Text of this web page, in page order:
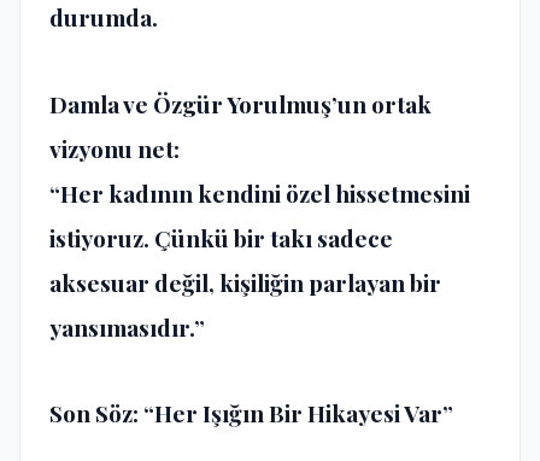
durumda.
Damla ve Özgür Yorulmuş’un ortak
vizyonu net:
“Her kadının kendini özel hissetmesini
istiyoruz. Çünkü bir takı sadece
aksesuar değil, kişiliğin parlayan bir
yansımasıdır.”
Son Söz: “Her Işığın Bir Hikayesi Var”